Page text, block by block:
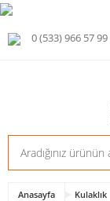
0 (533) 966 57 99
Anasayfa Kulaklık